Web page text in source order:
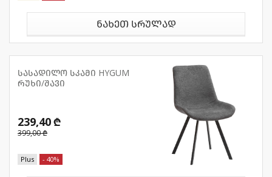
ნახეთ სრულად
სასადილო სკამი HYGUM
რუხი/შავი
239,40 ₾
399,00 ₾
Plus - 40%